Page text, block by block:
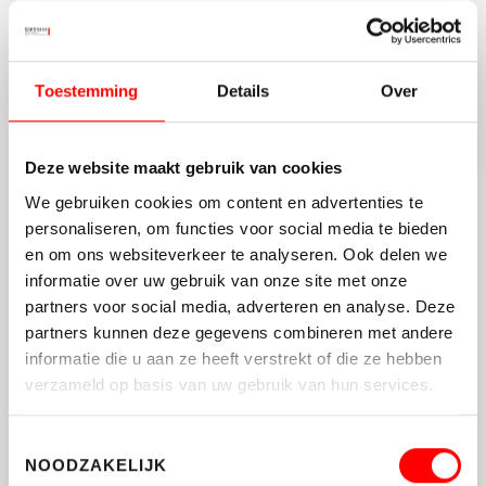
Toestemming Details Over
Deze website maakt gebruik van cookies
We gebruiken cookies om content en advertenties te
personaliseren, om functies voor social media te bieden
en om ons websiteverkeer te analyseren. Ook delen we
informatie over uw gebruik van onze site met onze
partners voor social media, adverteren en analyse. Deze
partners kunnen deze gegevens combineren met andere
informatie die u aan ze heeft verstrekt of die ze hebben
verzameld op basis van uw gebruik van hun services.
NOODZAKELIJK
(bijvoorbeeld zon/schaduw, grondsoort).
Tips voor beplanting
verschillende tijden van het jaar bloeien om
ervoor te zorgen dat je tuin er altijd
aantrekkelijk uitziet.
Kleur en textuur: Speel met kleuren en
texturen om je tuin interessanter te maken.
Combineer bijvoorbeeld hoge siergrassen
met laagblijvende bloeiers.
Onderhoud: Overweeg hoeveel tijd je wilt
besteden aan tuinonderhoud. Kies bij weinig
tijd voor onderhoudsarme planten.
Realisatie en aanleg